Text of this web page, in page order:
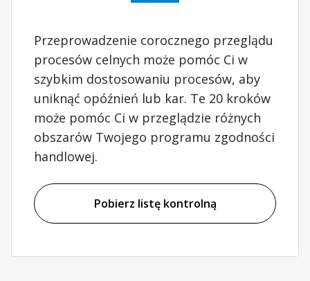
Przeprowadzenie corocznego przeglądu
procesów celnych może pomóc Ci w
szybkim dostosowaniu procesów, aby
uniknąć opóźnień lub kar. Te 20 kroków
może pomóc Ci w przeglądzie różnych
obszarów Twojego programu zgodności
handlowej.
Pobierz listę kontrolną